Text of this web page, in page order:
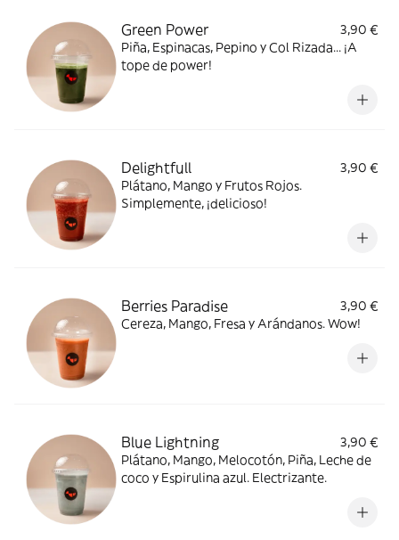
Green Power
3,90 €
Piña, Espinacas, Pepino y Col Rizada... ¡A
tope de power!
Delightfull
3,90 €
Plátano, Mango y Frutos Rojos.
Simplemente, ¡delicioso!
Berries Paradise
3,90 €
Cereza, Mango, Fresa y Arándanos. Wow!
Blue Lightning
3,90 €
Plátano, Mango, Melocotón, Piña, Leche de
coco y Espirulina azul. Electrizante.